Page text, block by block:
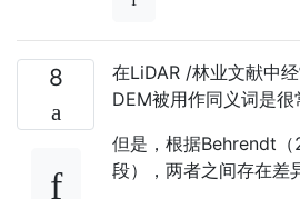
8
在LiDAR /林业文献中
DEM被用作同义词是很
但是，根据Behrendt
段），两者之间存在差